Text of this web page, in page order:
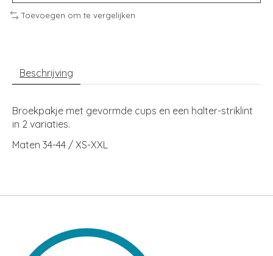
Toevoegen om te vergelijken
Beschrijving
Broekpakje met gevormde cups en een halter-striklint
in 2 variaties.
Maten 34-44 / XS-XXL